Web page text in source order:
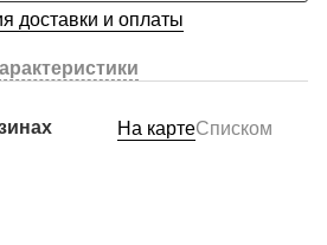
доставки и оплаты
На картеСписком